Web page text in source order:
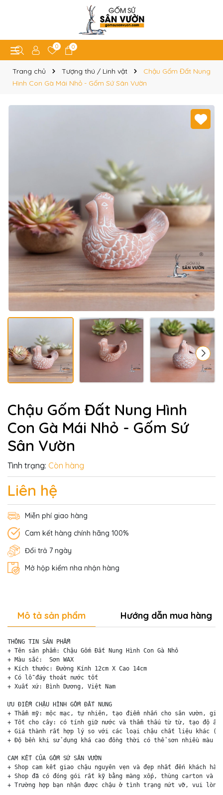
0 0
Trang chủ Tượng thú / Linh vật
Chậu Gốm Đất Nung
Hình Con Gà Mái Nhỏ - Gốm Sứ Sân Vườn
Chậu Gốm Đất Nung Hình
Con Gà Mái Nhỏ - Gốm Sứ
Sân Vườn
Tình trạng: Còn hàng
Liên hệ
Miễn phí giao hàng
Cam kết hàng chính hãng 100%
Đổi trả 7 ngày
Mở hộp kiểm nha nhận hàng
Mô tả sản phẩm Hướng dẫn mua hàng
THÔNG TIN SẢN PHẨM
+ Tên sản phẩm: Chậu Gốm Đất Nung Hình Con Gà Nhỏ
+ Màu sắc:  Sơn WAX
+ Kích thước: Đường Kính 12cm X Cao 14cm
+ Có lỗ đáy thoát nước tốt
+ Xuất xứ: Bình Dương, Việt Nam
ƯU ĐIỂM CHẬU HÌNH GỐM ĐẤT NUNG
+ Thẩm mỹ: mộc mạc, tự nhiên, tạo điểm nhấn cho sân vườn,
+ Tốt cho cây: có tính giữ nước và thẩm thấu từ từ, tạo độ ẩm
+ Giá thành rất hợp lý so với các loại chậu chất liệu khác
+ Độ bền khi sử dụng khá cao đồng thời có thể sơn nhiều màu
CAM KẾT CỦA GỐM SỨ SÂN VƯỜN
+ Shop cam kết giao chậu nguyên vẹn và đẹp nhất đến khách hàng
+ Shop đã có đóng gói rất kỹ bằng màng xốp, thùng carton và
+ Trường hợp bạn nhận được chậu ở tình trạng nứt vỡ, vui lòng